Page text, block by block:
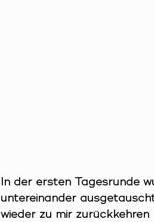
In der ersten Tagesrunde
untereinander
wieder zu mir